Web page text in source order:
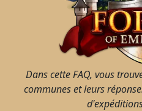
Dans cette FAQ, vous
communes et leurs